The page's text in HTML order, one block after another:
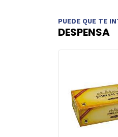
PUEDE QUE TE
DESPENSA